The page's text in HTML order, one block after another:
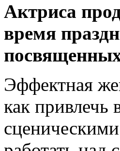
Актриса
время
Эффектная
как привлечь